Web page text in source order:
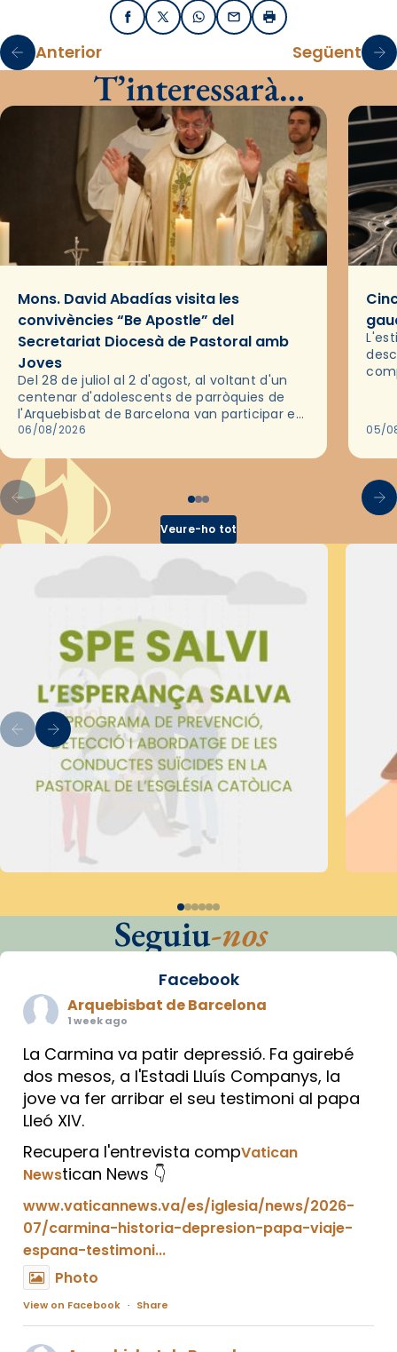
FacebookX / TwitterWhatsApp
EmailImprimir
Anterior Següent
T’interessarà…
Mons. David Abadías visita les
convivències “Be Apostle” del
Secretariat Diocesà de Pastoral amb
Joves
Del 28 de juliol al 2 d'agost, al voltant d'un
centenar d'adolescents de parròquies de
l'Arquebisbat de Barcelona van participar en
les convivències Be Apostle, organitzades
06/08/2026 05/
Veure-ho tot
Seguiu-nos
Facebook
Arquebisbat de Barcelona
1 week ago
La Carmina va patir depressió. Fa gairebé
dos mesos, a l'Estadi Lluís Companys, la
jove va fer arribar el seu testimoni al papa
Lleó XIV.
Recupera l'entrevista compVatican
Newstican News 👇
www.vaticannews.va/es/iglesia/news/2026-
07/carmina-historia-depresion-papa-viaje-
espana-testimoni...
Photo
View on Facebook · Share